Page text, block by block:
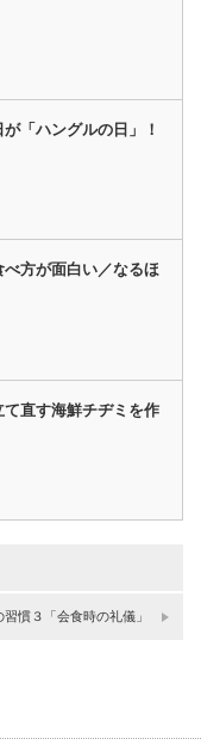
「ハングルの日」！
方が面白い／なるほ
直す海鮮チヂミを作
慣３「会食時の礼儀」